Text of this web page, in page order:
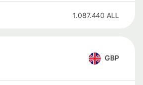
1.087.440 ALL
GBP